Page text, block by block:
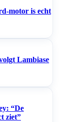
motor is echt
Lambiase
“De
ziet”